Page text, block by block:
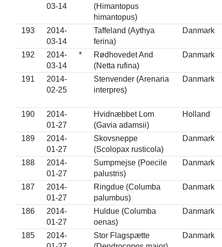
03-14
(Himantopus
himantopus)
193
2014-
03-14
Taffeland (Aythya
ferina)
Danmark
192
2014-
03-14
*
Rødhovedet And
(Netta rufina)
Danmark
191
2014-
02-25
Stenvender (Arenaria
interpres)
Danmark
190
2014-
01-27
Hvidnæbbet Lom
(Gavia adamsii)
Holland
189
2014-
01-27
Skovsneppe
(Scolopax rusticola)
Danmark
188
2014-
01-27
Sumpmejse (Poecile
palustris)
Danmark
187
2014-
01-27
Ringdue (Columba
palumbus)
Danmark
186
2014-
01-27
Huldue (Columba
oenas)
Danmark
185
2014-
Stor Flagspætte
Danmark